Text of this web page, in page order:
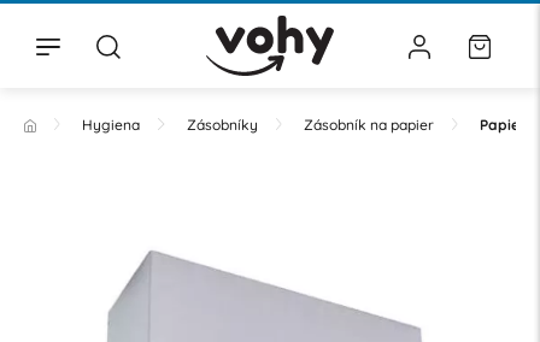
Hygiena Zásobníky Zásobník na papier